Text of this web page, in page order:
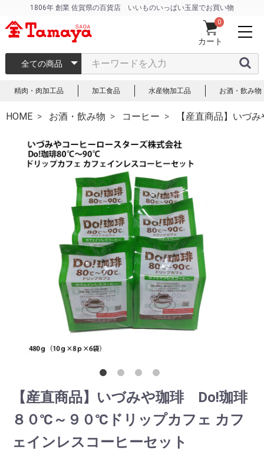
1806年 創業 佐賀県の百貨店 いいものいっぱい玉屋でお買い物
カート
0
全ての商品
精肉・肉加工品 加工食品 水産物加工品 お酒・飲み物
HOME お酒・飲み物 コーヒー 【産直商品】いづ
【産直商品】いづみや珈琲 Do!珈琲
８０℃～９０℃ドリップカフェ カフ
ェインレスコーヒーセット